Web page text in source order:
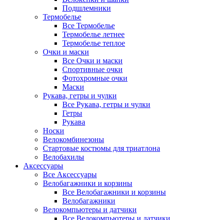
Подшлемники
Термобелье
Все Термобелье
Термобелье летнее
Термобелье теплое
Очки и маски
Все Очки и маски
Спортивные очки
Фотохромные очки
Маски
Рукава, гетры и чулки
Все Рукава, гетры и чулки
Гетры
Рукава
Носки
Велокомбинезоны
Стартовые костюмы для триатлона
Велобахилы
Аксессуары
Все Аксессуары
Велобагажники и корзины
Все Велобагажники и корзины
Велобагажники
Велокомпьютеры и датчики
Все Велокомпьютеры и датчики